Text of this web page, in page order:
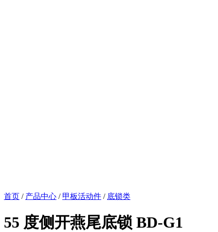
首页 / 产品中心 / 甲板活动件 / 底锁类
55 度侧开燕尾底锁 BD-G1